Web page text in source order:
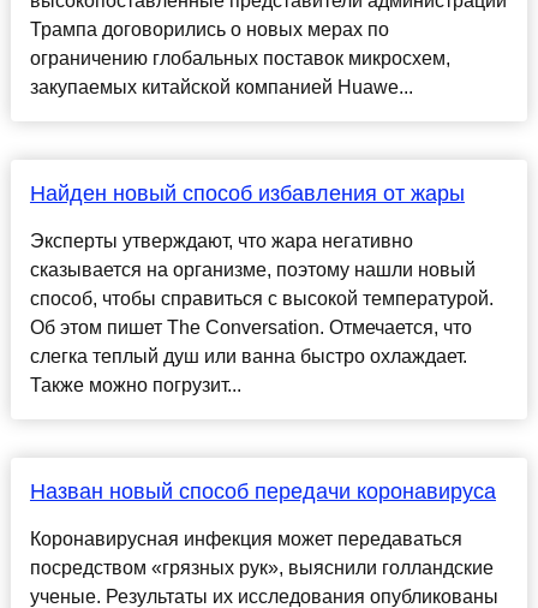
Трампа договорились о новых мерах по
ограничению глобальных поставок микросхем,
закупаемых китайской компанией Huawe...
Найден новый способ избавления от жары
Эксперты утверждают, что жара негативно
сказывается на организме, поэтому нашли новый
способ, чтобы справиться с высокой температурой.
Об этом пишет The Conversation. Отмечается, что
слегка теплый душ или ванна быстро охлаждает.
Также можно погрузит...
Назван новый способ передачи коронавируса
Коронавирусная инфекция может передаваться
посредством «грязных рук», выяснили голландские
ученые. Результаты их исследования опубликованы